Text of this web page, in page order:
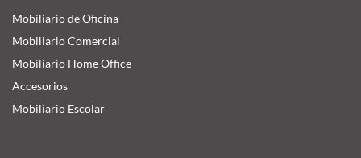
Mobiliario de Oficina
Mobiliario Comercial
Mobiliario Home Office
Accesorios
Mobiliario Escolar